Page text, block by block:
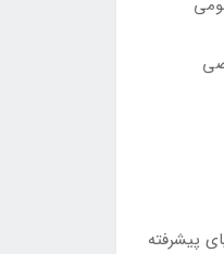
پیشرفته